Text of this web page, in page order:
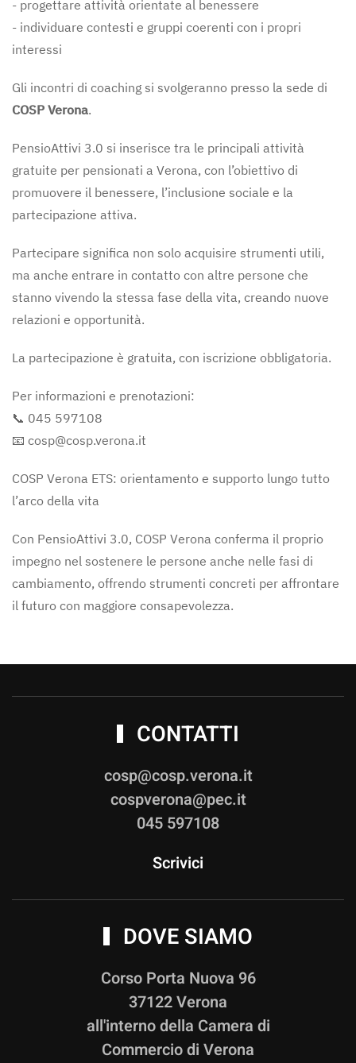
- progettare attività orientate al benessere
- individuare contesti e gruppi coerenti con i propri
interessi
Gli incontri di coaching si svolgeranno presso la sede di
COSP Verona.
PensioAttivi 3.0 si inserisce tra le principali attività
gratuite per pensionati a Verona, con l’obiettivo di
promuovere il benessere, l’inclusione sociale e la
partecipazione attiva.
Partecipare significa non solo acquisire strumenti utili,
ma anche entrare in contatto con altre persone che
stanno vivendo la stessa fase della vita, creando nuove
relazioni e opportunità.
La partecipazione è gratuita, con iscrizione obbligatoria.
Per informazioni e prenotazioni:
📞 045 597108
📧 cosp@cosp.verona.it
COSP Verona ETS: orientamento e supporto lungo tutto
l’arco della vita
Con PensioAttivi 3.0, COSP Verona conferma il proprio
impegno nel sostenere le persone anche nelle fasi di
cambiamento, offrendo strumenti concreti per affrontare
il futuro con maggiore consapevolezza.
CONTATTI
cosp@cosp.verona.it
cospverona@pec.it
045 597108
Scrivici
DOVE SIAMO
Corso Porta Nuova 96
37122 Verona
all'interno della Camera di
Commercio di Verona